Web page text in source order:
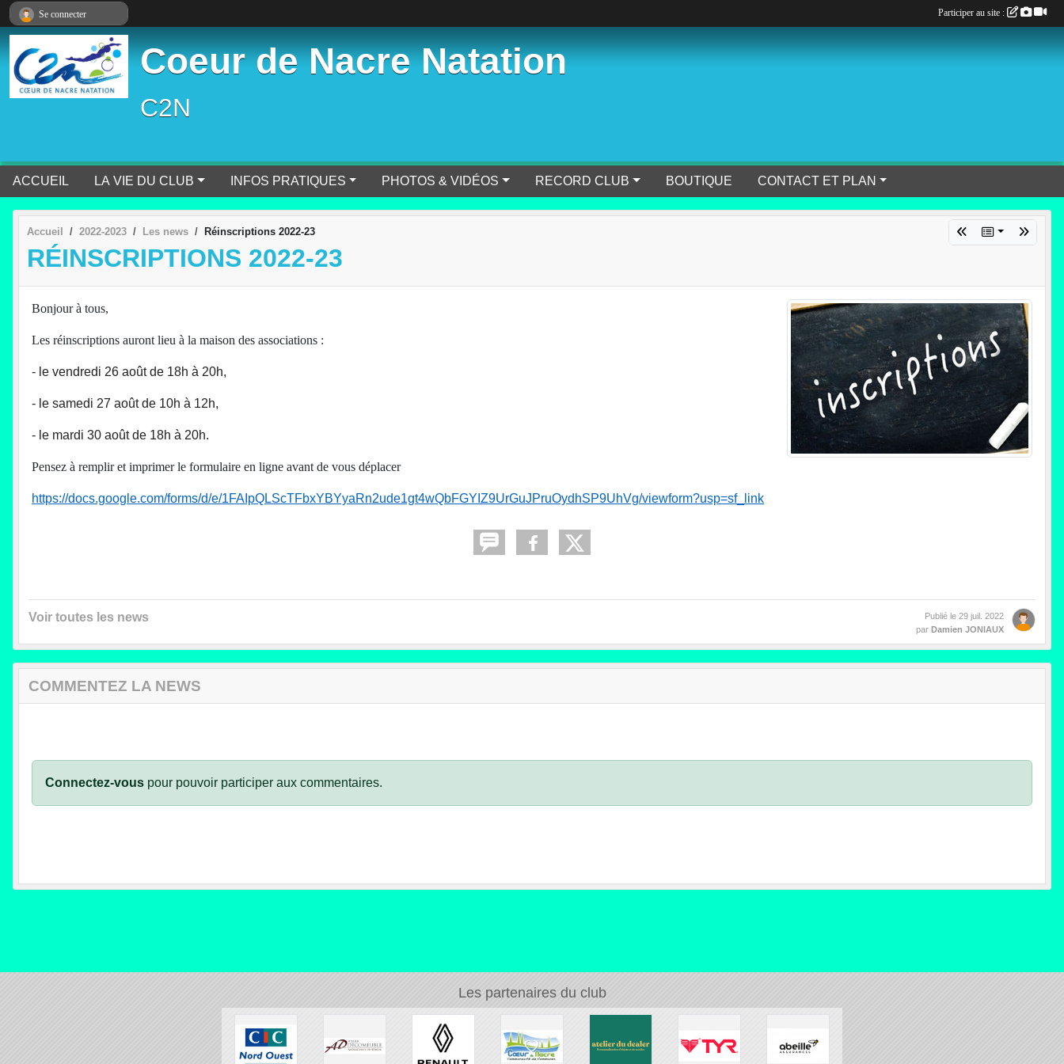
Coeur de Nacre Natation
C2N
ACCUEIL LA VIE DU CLUB INFOS PRATIQUES PHOTOS & VIDÉOS RECORD CLUB BOUTIQUE CONTACT ET PLAN
Accueil 2022-2023 Les news Réinscriptions 2022-23
RÉINSCRIPTIONS 2022-23
Bonjour à tous,
Les réinscriptions auront lieu à la maison des associations :
- le vendredi 26 août de 18h à 20h,
- le samedi 27 août de 10h à 12h,
- le mardi 30 août de 18h à 20h.
Pensez à remplir et imprimer le formulaire en ligne avant de vous déplacer
https://docs.google.com/forms/d/e/1FAIpQLScTFbxYBYyaRn2ude1gt4wQbFGYIZ9UrGuJPruOydhSP9UhVg/viewform?usp=sf_link
Voir toutes les news Publié le 29 juil. 2022
par Damien JONIAUX
COMMENTEZ LA NEWS
Connectez-vous pour pouvoir participer aux commentaires.
Les partenaires du club
Se connecter Participer au site :
Panneau de gestion des cookies